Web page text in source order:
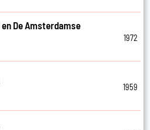
De Amsterdamse
1972
1959